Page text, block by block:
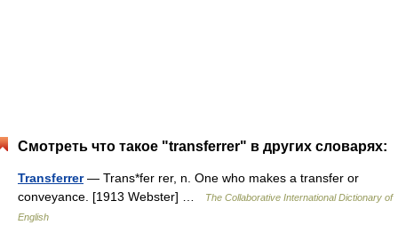
Смотреть что такое "transferrer" в других словарях:
Transferrer— Trans*fer rer, n. One who makes a transfer or
conveyance. [1913 Webster] …
The Collaborative International Dictionary of
English